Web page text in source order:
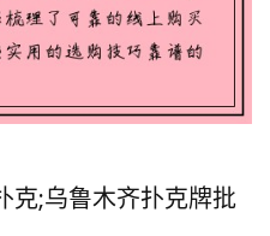
克;乌鲁木齐扑克牌批